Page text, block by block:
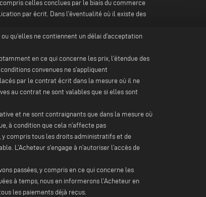
compris celles conclues par le biais du commerce
par écrit. Dans l’éventualité où il existe des
qu’elles ne contiennent un délai d’acceptation
en ce qui concerne les prix, l’étendue des
convenues ne s’appliquent
par le contrat écrit dans la mesure où il ne
au contrat ne sont valables que si elles sont
et ne sont contraignants que dans la mesure où
à condition que cela n’affecte pas
y compris tous les droits administratifs et de
L’Acheteur s’engage à n’autoriser l’accès de
passées, y compris en ce qui concerne les
à temps, nous en informerons l’Acheteur en
les paiements déjà reçus.